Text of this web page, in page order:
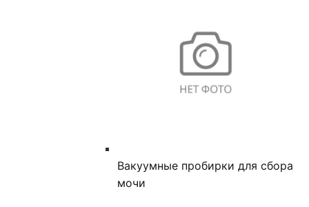
Вакуумные пробирки для сбора
мочи